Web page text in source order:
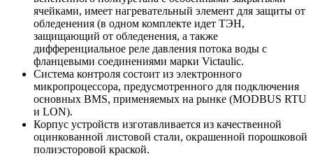
ячейками, имеет нагревательный элемент для защиты от
обледенения (в одном комплекте идет ТЭН,
защищающий от обледенения, а также
дифференциальное реле давления потока воды с
фланцевыми соединениями марки Victaulic.
Система контроля состоит из электронного
микропроцессора, предусмотренного для подключения
основных BMS, применяемых на рынке (MODBUS RTU
и LON).
Корпус устройств изготавливается из качественной
оцинкованной листовой стали, окрашенной порошковой
полиэсторовой краской.